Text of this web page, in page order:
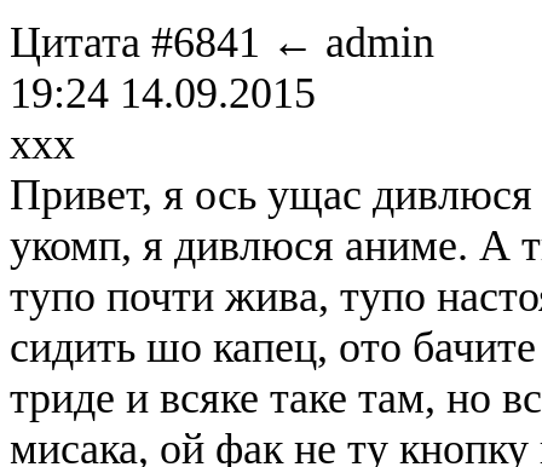
Цитата #6841 ← admin
19:24 14.09.2015
xxx
Привет, я ось ущас
укомп, я дивлюся аниме. А
тупо почти жива, тупо
сидить шо капец, ото
триде и всяке таке там, но
мисака, ой фак не ту